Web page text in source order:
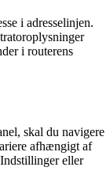
i adresselinjen.
i routerens
skal du navigere
afhængigt af
eller